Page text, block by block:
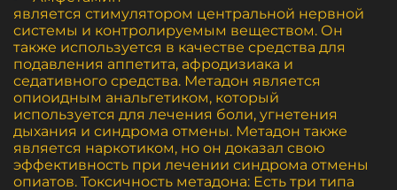
является стимулятором центральной нервной
системы и контролируемым веществом. Он
также используется в качестве средства для
подавления аппетита, афродизиака и
седативного средства. Метадон является
опиоидным анальгетиком, который
используется для лечения боли, угнетения
дыхания и синдрома отмены. Метадон также
является наркотиком, но он доказал свою
эффективность при лечении синдрома отмены
опиатов. Токсичность метадона: Есть три типа